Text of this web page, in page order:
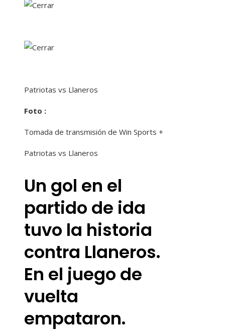
Patriotas vs Llaneros
Foto :
Tomada de transmisión de Win Sports +
Patriotas vs Llaneros
Un gol en el
partido de ida
tuvo la historia
contra Llaneros.
En el juego de
vuelta
empataron.